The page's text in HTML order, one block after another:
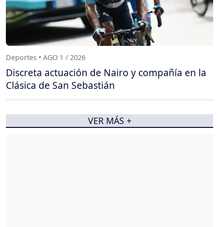
Deportes • AGO 1 / 2026
Discreta actuación de Nairo y compañía en la
Clásica de San Sebastián
VER MÁS +